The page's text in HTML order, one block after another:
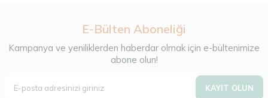
E-Bülten Aboneliği
Kampanya ve yeniliklerden haberdar olmak için e-bültenimize
abone olun!
KAYIT OLUN